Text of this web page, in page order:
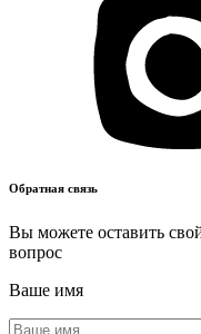
Обратная связь
Вы можете оставить
вопрос
Ваше имя